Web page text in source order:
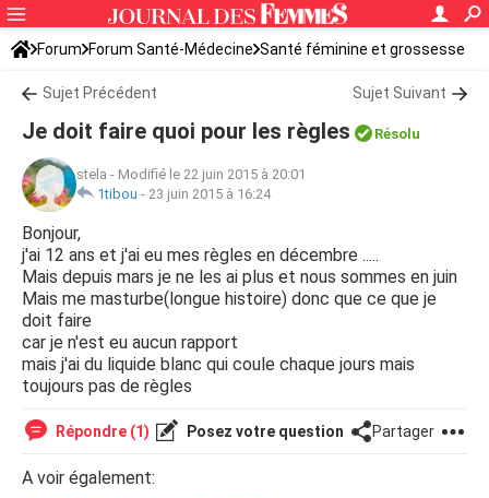
Forum Forum Santé-Médecine Santé féminine et grossesse
Sujet Précédent Sujet Suivant
Je doit faire quoi pour les règles Résolu
stela - Modifié le 22 juin 2015 à 20:01
1tibou - 23 juin 2015 à 16:24
Bonjour,
j'ai 12 ans et j'ai eu mes règles en décembre .....
Mais depuis mars je ne les ai plus et nous sommes en juin
Mais me masturbe(longue histoire) donc que ce que je
doit faire
car je n'est eu aucun rapport
mais j'ai du liquide blanc qui coule chaque jours mais
toujours pas de règles
Répondre (1) Posez votre question Partager
A voir également: